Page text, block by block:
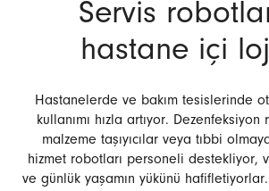
Servis
hastane içi
Hastanelerde ve bakım tesislerinde
kullanımı hızla artıyor.
malzeme taşıyıcılar veya tıbbi
hizmet robotları personeli destekliyor,
ve günlük yaşamın yükünü